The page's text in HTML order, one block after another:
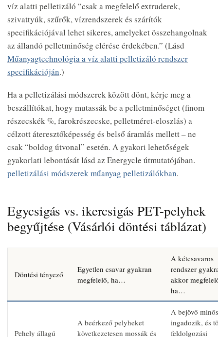
víz alatti pelletizáló “csak a megfelelő extruderek,
szivattyúk, szűrők, vízrendszerek és szárítók
specifikációjával lehet sikeres, amelyeket összehangolnak
az állandó pelletminőség elérése érdekében.” (Lásd
Műanyagtechnológia a víz alatti pelletizáló rendszer
specifikációján.)
Ha a pelletizálási módszerek között dönt, kérje meg a
beszállítókat, hogy mutassák be a pelletminőséget (finom
részecskék %, farokrészecske, pelletméret-eloszlás) a
célzott áteresztőképesség és belső áramlás mellett – ne
csak “boldog útvonal” esetén. A gyakori lehetőségek
gyakorlati lebontását lásd az Energycle útmutatójában.
pelletizálási módszerek műanyag pelletizálókban.
Egycsigás vs. ikercsigás PET-pelyhek
begyűjtése (Vásárlói döntési táblázat)
Döntési tényező
Egyetlen csavar gyakran
megfelelő, ha…
A kétcsavaros
rendszer
akkor
ha…
Pehely állagú
A beérkező pelyheket
következetesen mossák és
A bejövő
ingadozik, és
feldolgozási